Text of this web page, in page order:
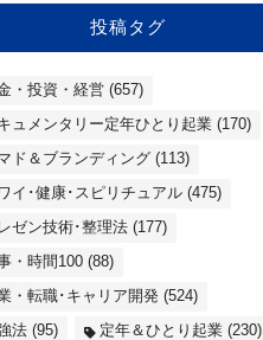
投稿タグ
・投資・経営(657)
ュメンタリー定年ひとり起業(170)
ド＆ブランディング(113)
イ･健康･スピリチュアル(475)
ゼン技術･整理法(177)
・時間100(88)
・転職･キャリア開発(524)
法(95) 定年＆ひとり起業(230)